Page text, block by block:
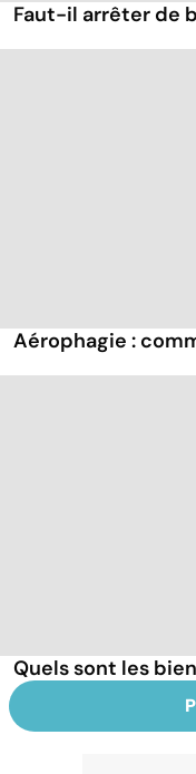
Faut-il arrêter de
Aérophagie :
Quels sont les